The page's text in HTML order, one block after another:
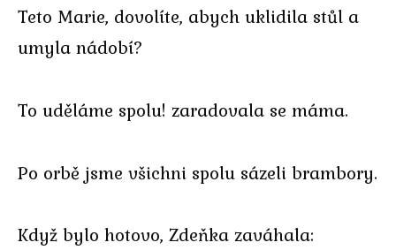
Teto Marie, dovolíte, abych uklidila stůl a
umyla nádobí?
To uděláme spolu! zaradovala se máma.
Po orbě jsme všichni spolu sázeli brambory.
Když bylo hotovo, Zdeňka zaváhala: